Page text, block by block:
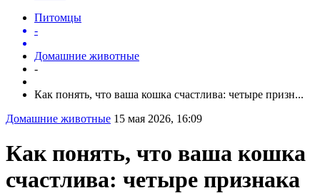
Питомцы
-
Домашние животные
-
Как понять, что ваша кошка счастлива: четыре призн...
Домашние животные 15 мая 2026, 16:09
Как понять, что ваша кошка
счастлива: четыре признака